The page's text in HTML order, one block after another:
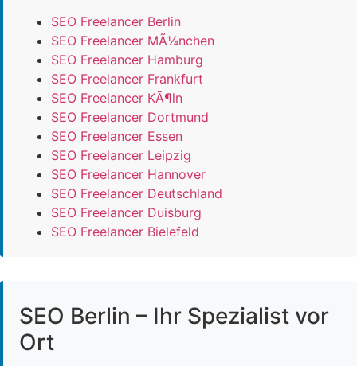
SEO Freelancer Berlin
SEO Freelancer MÃ¼nchen
SEO Freelancer Hamburg
SEO Freelancer Frankfurt
SEO Freelancer KÃ¶ln
SEO Freelancer Dortmund
SEO Freelancer Essen
SEO Freelancer Leipzig
SEO Freelancer Hannover
SEO Freelancer Deutschland
SEO Freelancer Duisburg
SEO Freelancer Bielefeld
SEO Berlin – Ihr Spezialist vor
Ort